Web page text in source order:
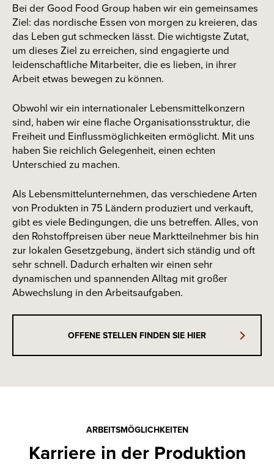
Bei der Good Food Group haben wir ein gemeinsames
Ziel: das nordische Essen von morgen zu kreieren, das
das Leben gut schmecken lässt. Die wichtigste Zutat,
um dieses Ziel zu erreichen, sind engagierte und
leidenschaftliche Mitarbeiter, die es lieben, in ihrer
Arbeit etwas bewegen zu können.
Obwohl wir ein internationaler Lebensmittelkonzern
sind, haben wir eine flache Organisationsstruktur, die
Freiheit und Einflussmöglichkeiten ermöglicht. Mit uns
haben Sie reichlich Gelegenheit, einen echten
Unterschied zu machen.
Als Lebensmittelunternehmen, das verschiedene Arten
von Produkten in 75 Ländern produziert und verkauft,
gibt es viele Bedingungen, die uns betreffen. Alles, von
den Rohstoffpreisen über neue Marktteilnehmer bis hin
zur lokalen Gesetzgebung, ändert sich ständig und oft
sehr schnell. Dadurch erhalten wir einen sehr
dynamischen und spannenden Alltag mit großer
Abwechslung in den Arbeitsaufgaben.
OFFENE STELLEN FINDEN SIE HIER
ARBEITSMÖGLICHKEITEN
Karriere in der Produktion